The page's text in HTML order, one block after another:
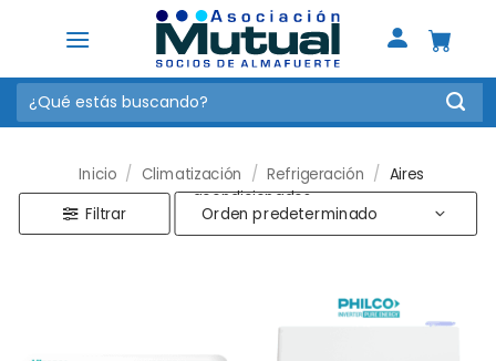
Buscar
por:
Inicio / Climatización / Refrigeración / Aires
acondicionados
Filtrar